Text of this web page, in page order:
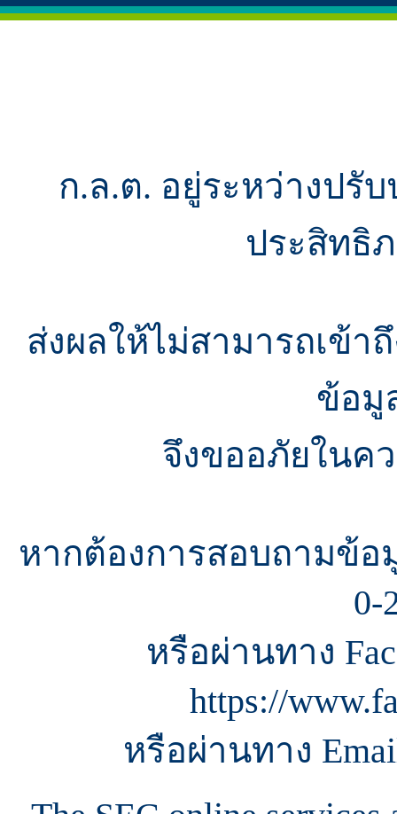
ก.ล.ต. อยู่ระหว่างปรั
ประสิทธิ
ส่งผลให้ไม่สามารถเข้า
ข้อมู
จึงขออภัยในค
หากต้องการสอบถามข้อ
0-
หรือผ่านทาง
https://
หรือผ่านทาง